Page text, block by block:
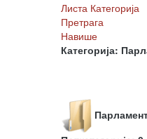
Листа Категорија
Претрага
Навише
Категорија: